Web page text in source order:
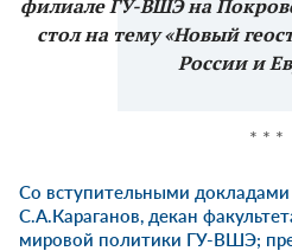
филиале ГУ-ВШЭ на
стол на тему «Новый
России и
* * *
Со вступительными
С.А.Караганов, декан
мировой политики ГУ-ВШЭ;